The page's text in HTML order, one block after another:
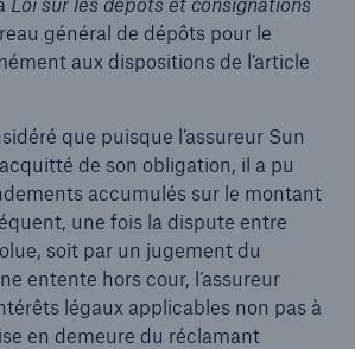
général de dépôts pour le
aux dispositions de l’article
que puisque l’assureur Sun
de son obligation, il a pu
accumulés sur le montant
une fois la dispute entre
soit par un jugement du
entente hors cour, l’assureur
légaux applicables non pas à
en demeure du réclamant